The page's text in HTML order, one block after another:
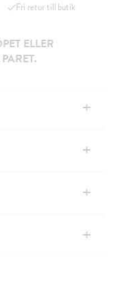
Fri retur till butik
ELLER
+
+
+
+